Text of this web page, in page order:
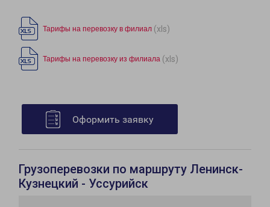
Тарифы на перевозку в филиал (xls)
Тарифы на перевозку из филиала (xls)
Оформить заявку
Грузоперевозки по маршруту Ленинск-
Кузнецкий - Уссурийск